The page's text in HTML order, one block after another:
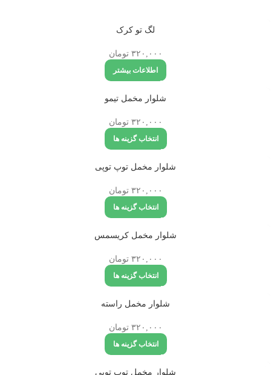
لگ تو کرک
۳۲۰,۰۰۰ تومان
اطلاعات بیشتر
شلوار مخمل تیمو
۳۲۰,۰۰۰ تومان
انتخاب گزینه ها
شلوار مخمل توپ توپی
۳۲۰,۰۰۰ تومان
انتخاب گزینه ها
شلوار مخمل کریسمس
۳۲۰,۰۰۰ تومان
انتخاب گزینه ها
شلوار مخمل راسته
۳۲۰,۰۰۰ تومان
انتخاب گزینه ها
شلوار مخمل توپ توپی